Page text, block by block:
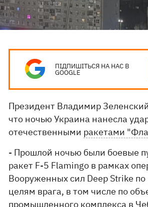
ПІДПИШІТЬСЯ НА НАС В
GOOGLE
Президент Владимир
что ночью Украина нанесла
отечественными ракетами
- Прошлой ночью были боевые
ракет F-5 Flamingo в рамках
Вооруженных сил Deep Strike
целям врага, в том числе по
промышленного комплекса в